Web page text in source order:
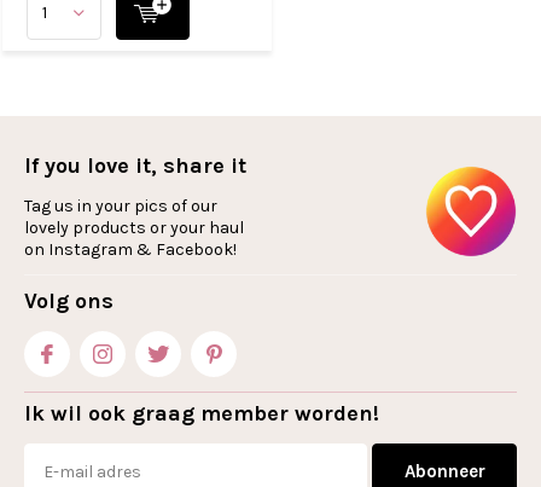
If you love it, share it
Tag us in your pics of our
lovely products or your haul
on Instagram & Facebook!
Volg ons
Ik wil ook graag member worden!
Abonneer